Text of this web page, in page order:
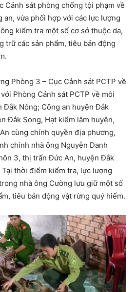
Cảnh sát phòng chống tội phạm về
an, vừa phối hợp với các lực lượng
kiểm tra một số cơ sở thuộc da,
trữ các sản phẩm, tiêu bản động
Phòng 3 – Cục Cảnh sát PCTP về
Phòng Cảnh sát PCTP về môi
Đắk Nông; Công an huyện Đắk
Đắk Song, Hạt kiểm lâm huyện,
cùng chính quyền địa phương,
chính nhà ông Nguyễn Danh
3, thị trấn Đức An, huyện Đắk
thời điểm kiểm tra, lực lượng
nhà ông Cường lưu giữ một số
tiêu bản động vật rừng quý hiếm.